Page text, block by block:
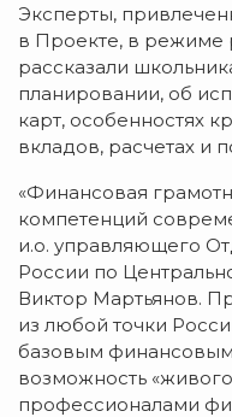
Эксперты,
в Проекте, в режиме
рассказали
планировании, об
карт, особенностях
вкладов, расчетах и
«Финансовая
компетенций
и.о. управляющего
России по
Виктор Мартьянов.
из любой точки
базовым
возможность
профессионалами